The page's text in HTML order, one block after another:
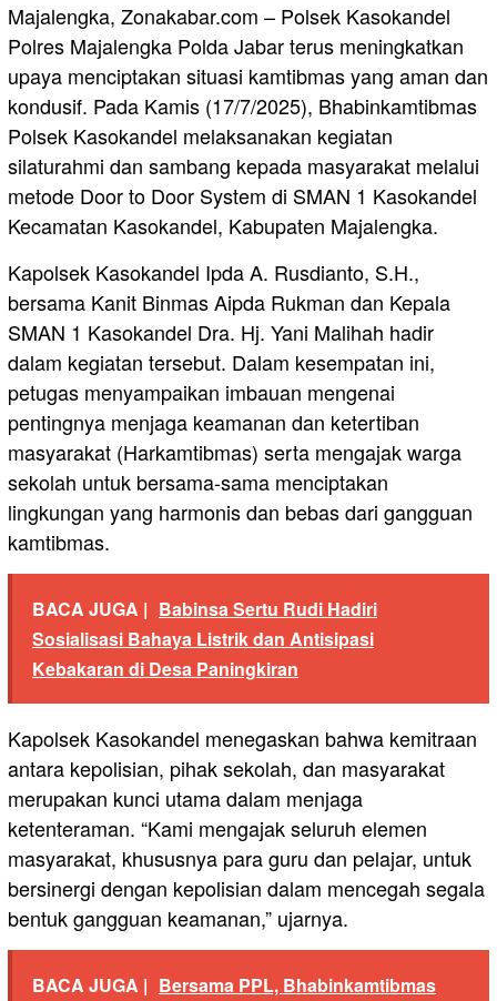
Majalengka, Zonakabar.com – Polsek Kasokandel
Polres Majalengka Polda Jabar terus meningkatkan
upaya menciptakan situasi kamtibmas yang aman dan
kondusif. Pada Kamis (17/7/2025), Bhabinkamtibmas
Polsek Kasokandel melaksanakan kegiatan
silaturahmi dan sambang kepada masyarakat melalui
metode Door to Door System di SMAN 1 Kasokandel
Kecamatan Kasokandel, Kabupaten Majalengka.
Kapolsek Kasokandel Ipda A. Rusdianto, S.H.,
bersama Kanit Binmas Aipda Rukman dan Kepala
SMAN 1 Kasokandel Dra. Hj. Yani Malihah hadir
dalam kegiatan tersebut. Dalam kesempatan ini,
petugas menyampaikan imbauan mengenai
pentingnya menjaga keamanan dan ketertiban
masyarakat (Harkamtibmas) serta mengajak warga
sekolah untuk bersama-sama menciptakan
lingkungan yang harmonis dan bebas dari gangguan
kamtibmas.
BACA JUGA | Babinsa Sertu Rudi Hadiri
Sosialisasi Bahaya Listrik dan Antisipasi
Kebakaran di Desa Paningkiran
Kapolsek Kasokandel menegaskan bahwa kemitraan
antara kepolisian, pihak sekolah, dan masyarakat
merupakan kunci utama dalam menjaga
ketenteraman. “Kami mengajak seluruh elemen
masyarakat, khususnya para guru dan pelajar, untuk
bersinergi dengan kepolisian dalam mencegah segala
bentuk gangguan keamanan,” ujarnya.
BACA JUGA | Bersama PPL, Bhabinkamtibmas